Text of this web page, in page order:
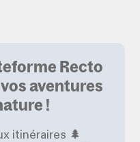
Recto
aventures
!
itinéraires 🌲